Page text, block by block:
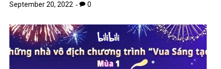
September 20, 2022 0